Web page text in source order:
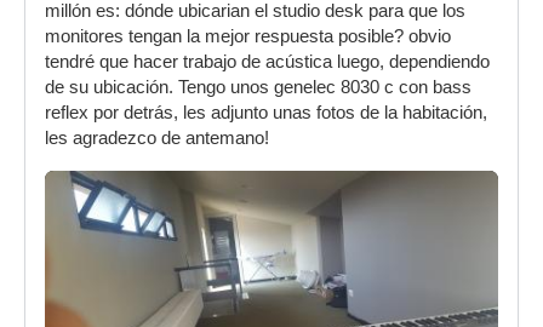
millón es: dónde ubicarian el studio desk para que los
monitores tengan la mejor respuesta posible? obvio
tendré que hacer trabajo de acústica luego, dependiendo
de su ubicación. Tengo unos genelec 8030 c con bass
reflex por detrás, les adjunto unas fotos de la habitación,
les agradezco de antemano!